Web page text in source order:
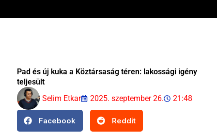
Pad és új kuka a Köztársaság téren: lakossági igény
teljesült
Selim Etkar
2025. szeptember 26. 21:48
Facebook Reddit